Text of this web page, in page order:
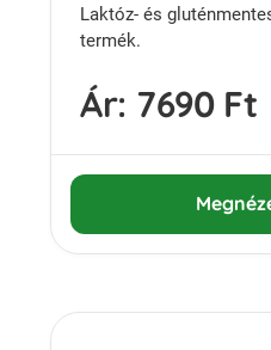
Laktóz- és
termék.
Ár: 7690 Ft